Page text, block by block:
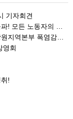
기자회견
취! 민주노총 7.15 총파업대회
염감시단 선포 기자회견
영회
!